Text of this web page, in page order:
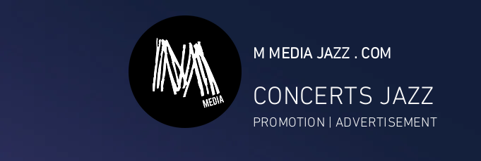
CONCERTS JAZZ
PROMOTION | ADVERTISEMENT
M MEDIA JAZZ . COM